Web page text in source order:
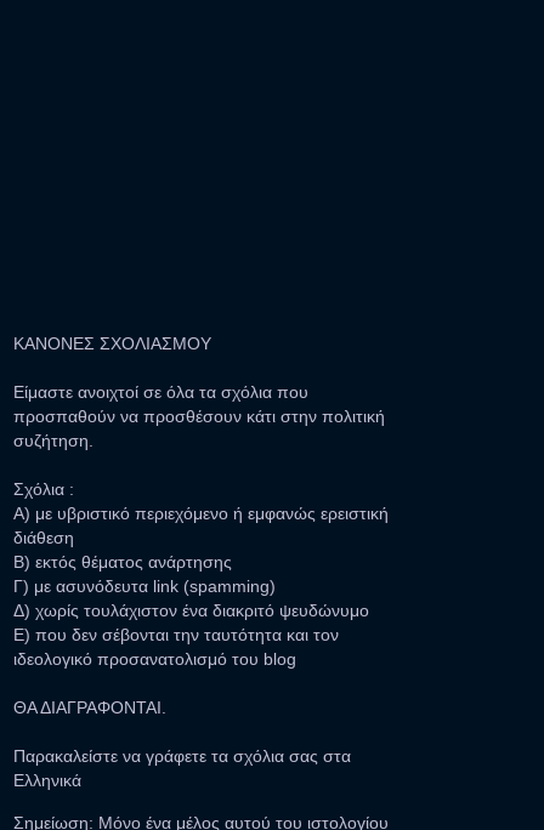
ΚΑΝΟΝΕΣ ΣΧΟΛΙΑΣΜΟΥ
Είμαστε ανοιχτοί σε όλα τα σχόλια που
προσπαθούν να προσθέσουν κάτι στην πολιτική
συζήτηση.
Σχόλια :
Α) με υβριστικό περιεχόμενο ή εμφανώς ερειστική
διάθεση
Β) εκτός θέματος ανάρτησης
Γ) με ασυνόδευτα link (spamming)
Δ) χωρίς τουλάχιστον ένα διακριτό ψευδώνυμο
Ε) που δεν σέβονται την ταυτότητα και τον
ιδεολογικό προσανατολισμό του blog
ΘΑ ΔΙΑΓΡΑΦΟΝΤΑΙ.
Παρακαλείστε να γράφετε τα σχόλια σας στα
Ελληνικά
Σημείωση: Μόνο ένα μέλος αυτού του ιστολογίου